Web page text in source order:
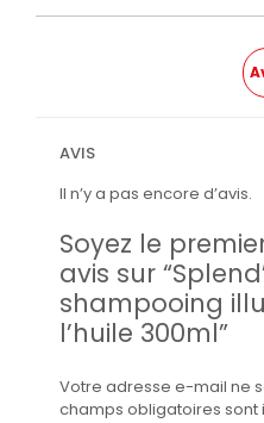
AVIS
Il n’y a pas encore d’avis.
Soyez le
avis sur
shampooing
l’huile 300ml”
Votre adresse e-mail ne
champs obligatoires sont